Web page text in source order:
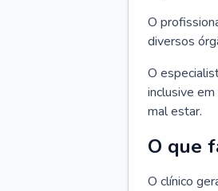
O
diversos
O
inclusive
mal estar.
O que
O clínico